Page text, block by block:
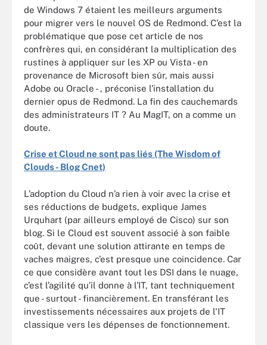
de Windows 7 étaient les meilleurs arguments
pour migrer vers le nouvel OS de Redmond. C’est la
problématique que pose cet article de nos
confrères qui, en considérant la multiplication des
rustines à appliquer sur les XP ou Vista - en
provenance de Microsoft bien sûr, mais aussi
Adobe ou Oracle - , préconise l’installation du
dernier opus de Redmond. La fin des cauchemards
des administrateurs IT ? Au MagIT, on a comme un
doute.
Crise et Cloud ne sont pas liés (The Wisdom of
Clouds - Blog Cnet)
L’adoption du Cloud n’a rien à voir avec la crise et
ses réductions de budgets, explique James
Urquhart (par ailleurs employé de Cisco) sur son
blog. Si le Cloud est souvent associé à son faible
coût, devant une solution attirante en temps de
vaches maigres, c’est presque une coincidence. Car
ce que considère avant tout les DSI dans le nuage,
c’est l’agilité qu’il donne à l’IT, tant techniquement
que - surtout - financièrement. En transférant les
investissements nécessaires aux projets de l'IT
classique vers les dépenses de fonctionnement.